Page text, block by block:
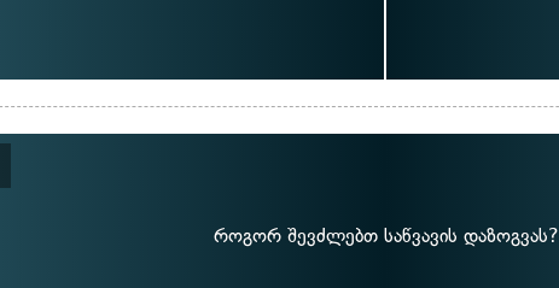
როგორ შევძლებთ საწვავის დაზოგვას?